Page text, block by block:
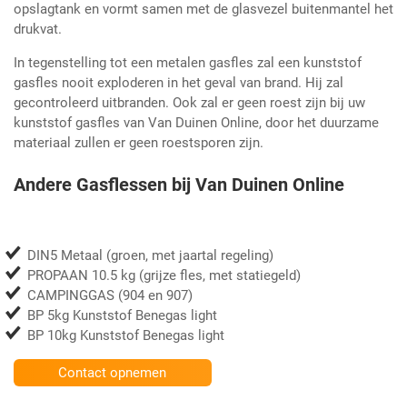
opslagtank en vormt samen met de glasvezel buitenmantel het
drukvat.
In tegenstelling tot een metalen gasfles zal een kunststof
gasfles nooit exploderen in het geval van brand. Hij zal
gecontroleerd uitbranden. Ook zal er geen roest zijn bij uw
kunststof gasfles van Van Duinen Online, door het duurzame
materiaal zullen er geen roestsporen zijn.
Andere Gasflessen bij Van Duinen Online
DIN5 Metaal (groen, met jaartal regeling)
PROPAAN 10.5 kg (grijze fles, met statiegeld)
CAMPINGGAS (904 en 907)
BP 5kg Kunststof Benegas light
BP 10kg Kunststof Benegas light
Contact opnemen